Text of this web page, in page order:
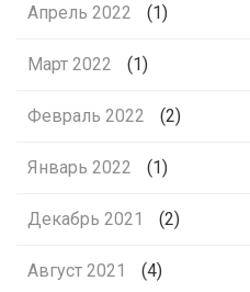
Апрель 2022 (1)
Март 2022 (1)
Февраль 2022 (2)
Январь 2022 (1)
Декабрь 2021 (2)
Август 2021 (4)